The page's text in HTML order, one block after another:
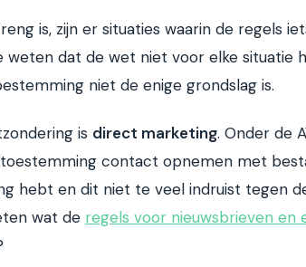
is, zijn er situaties waarin de regels
weten dat de wet niet voor elke situatie
niet de enige grondslag is.
is direct marketing. Onder de
contact opnemen met
hebt en dit niet te veel indruist tegen
wat de regels voor nieuwsbrieven en